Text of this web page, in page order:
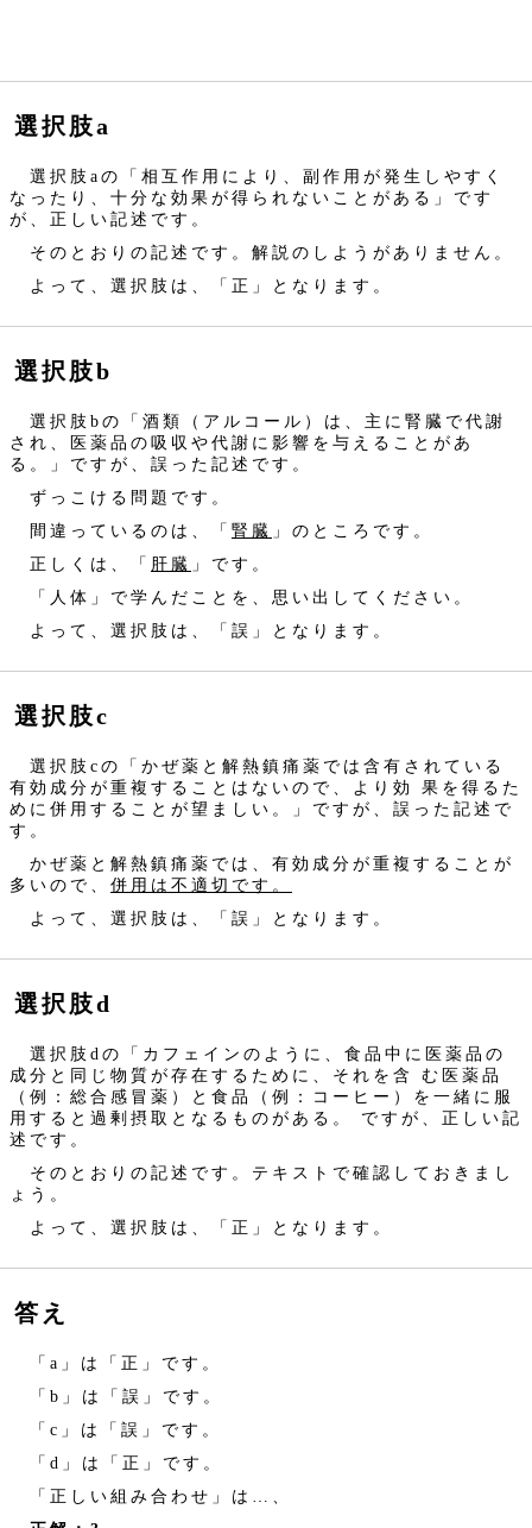
選択肢a
選択肢aの「相互作用により、副作用が発生しやすく
なったり、十分な効果が得られないことがある」です
が、正しい記述です。
そのとおりの記述です。解説のしようがありません。
よって、選択肢は、「正」となります。
選択肢b
選択肢bの「酒類（アルコール）は、主に腎臓で代謝
され、医薬品の吸収や代謝に影響を与えることがあ
る。」ですが、誤った記述です。
ずっこける問題です。
間違っているのは、「 腎臓 」のところです。
正しくは、「 肝臓 」です。
「人体」で学んだことを、思い出してください。
よって、選択肢は、「誤」となります。
選択肢c
選択肢cの「かぜ薬と解熱鎮痛薬では含有されている
有効成分が重複することはないので、より効 果を得るた
めに併用することが望ましい。」ですが、誤った記述で
す。
かぜ薬と解熱鎮痛薬では、有効成分が重複することが
多いので、 併用は不適切です。
よって、選択肢は、「誤」となります。
選択肢d
選択肢dの「カフェインのように、食品中に医薬品の
成分と同じ物質が存在するために、それを含 む医薬品
（例：総合感冒薬）と食品（例：コーヒー）を一緒に服
用すると過剰摂取となるものがある。 ですが、正しい記
述です。
そのとおりの記述です。テキストで確認しておきまし
ょう。
よって、選択肢は、「正」となります。
答え
「a」は「正」です。
「b」は「誤」です。
「c」は「誤」です。
「d」は「正」です。
「正しい組み合わせ」は…、